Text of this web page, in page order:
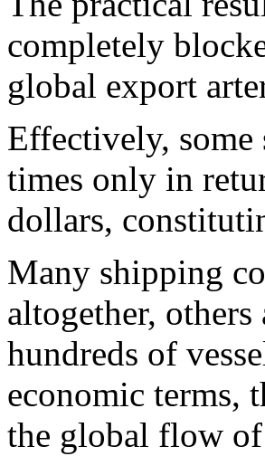
completely
global export
Effectively,
times only in
dollars,
Many shipping
altogether,
hundreds of
economic terms,
the global flow of